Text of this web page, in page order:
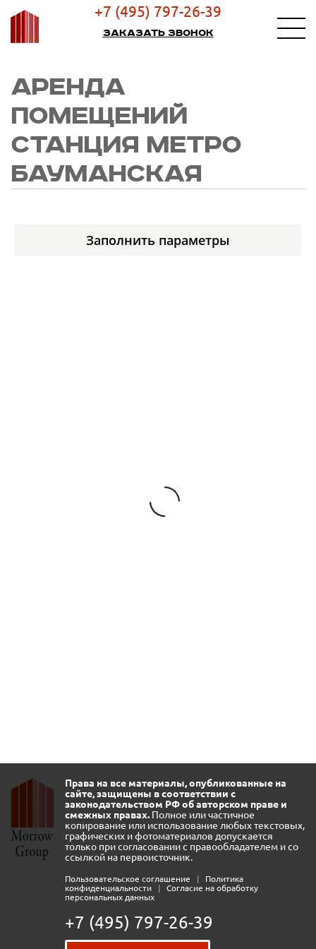
+7 (495) 797-26-39
Заказать звонок
АРЕНДА
ПОМЕЩЕНИЙ
СТАНЦИЯ МЕТРО
БАУМАНСКАЯ
Заполнить параметры
Права на все материалы, опубликованные на
сайте, защищены в соответствии с
законодательством РФ об авторском праве и
смежных правах. Полное или частичное
копирование или использование любых текстовых,
графических и фотоматериалов допускается
только при согласовании с правообладателем и со
ссылкой на первоисточник.
Пользовательское соглашение |
Политика
конфиденциальности
|
Согласие на обработку
персональных данных
+7 (495) 797-26-39